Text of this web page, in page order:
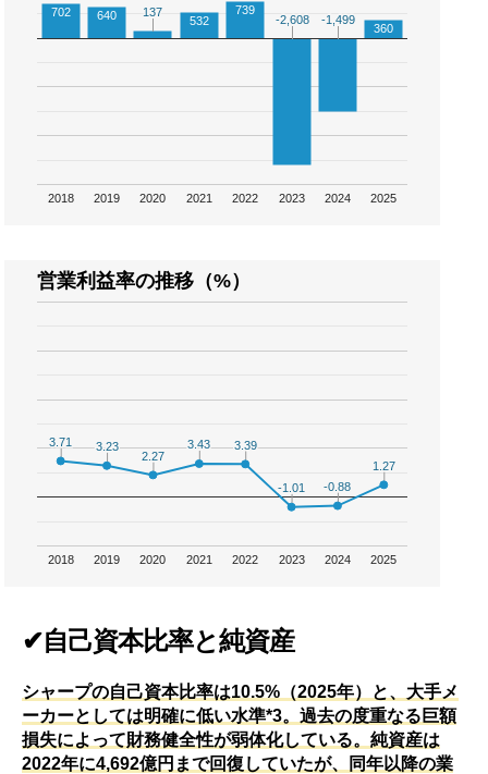
2018 2019 2020 2021 2022 2023 2024 2025
702 640 137
137
532
739
-2,608
-2,608 -1,499
-1,499
360
営業利益率の推移（%）
2018 2019 2020 2021 2022 2023 2024 2025
3.71
3.71 3.23
3.23
2.27
2.27
3.43
3.43 3.39
3.39
-1.01
-1.01 -0.88
-0.88
1.27
1.27
✔自己資本比率と純資産
シャープの自己資本比率は10.5%（2025年）と、大手メ
ーカーとしては明確に低い水準*3。過去の度重なる巨額
損失によって財務健全性が弱体化している。純資産は
2022年に4,692億円まで回復していたが、同年以降の業